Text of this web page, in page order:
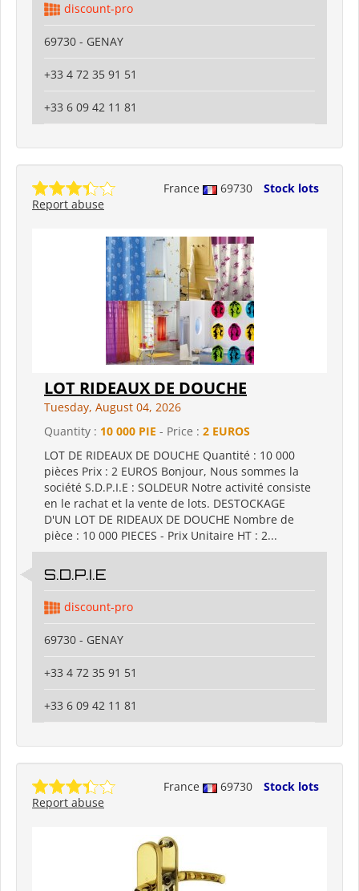
discount-pro
69730 - GENAY
+33 4 72 35 91 51
+33 6 09 42 11 81
France 69730
Stock lots
Report abuse
LOT RIDEAUX DE DOUCHE
Tuesday, August 04, 2026
Quantity : 10 000 PIE - Price : 2 EUROS
LOT DE RIDEAUX DE DOUCHE Quantité : 10 000
pièces Prix : 2 EUROS Bonjour, Nous sommes la
société S.D.P.I.E : SOLDEUR Notre activité consiste
en le rachat et la vente de lots. DESTOCKAGE
D'UN LOT DE RIDEAUX DE DOUCHE Nombre de
pièce : 10 000 PIECES - Prix Unitaire HT : 2...
S.D.P.I.E
discount-pro
69730 - GENAY
+33 4 72 35 91 51
+33 6 09 42 11 81
France 69730
Stock lots
Report abuse